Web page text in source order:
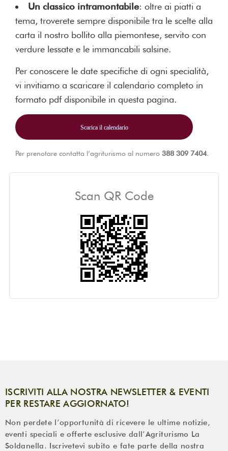
Un classico intramontabile: oltre ai piatti a
tema, troverete sempre disponibile tra le scelte alla
carta il nostro bollito alla piemontese, servito con
verdure lessate e le immancabili salsine.
Per conoscere le date specifiche di ogni specialità,
vi invitiamo a scaricare il calendario completo in
formato pdf disponibile in questa pagina.
Scarica il calendario
Per prenotare contatta l’agriturismo al numero 388 309 7404.
Scan QR Code
ISCRIVITI ALLA NOSTRA NEWSLETTER & EVENTI
PER RESTARE AGGIORNATO!
Non perdete l’opportunità di ricevere le ultime notizie,
eventi speciali e offerte esclusive dall’Agriturismo La
Soldanella. Iscrivetevi subito e fate parte della nostra